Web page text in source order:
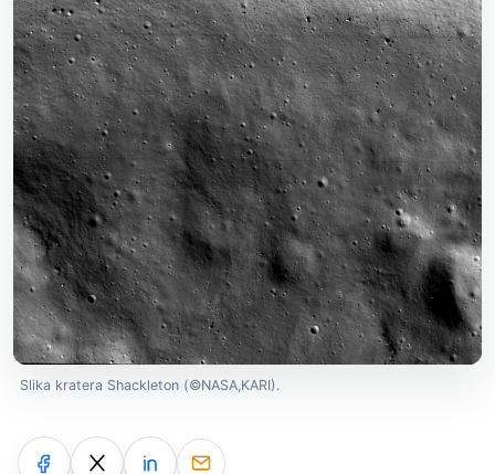
Slika kratera Shackleton (©NASA,KARI).